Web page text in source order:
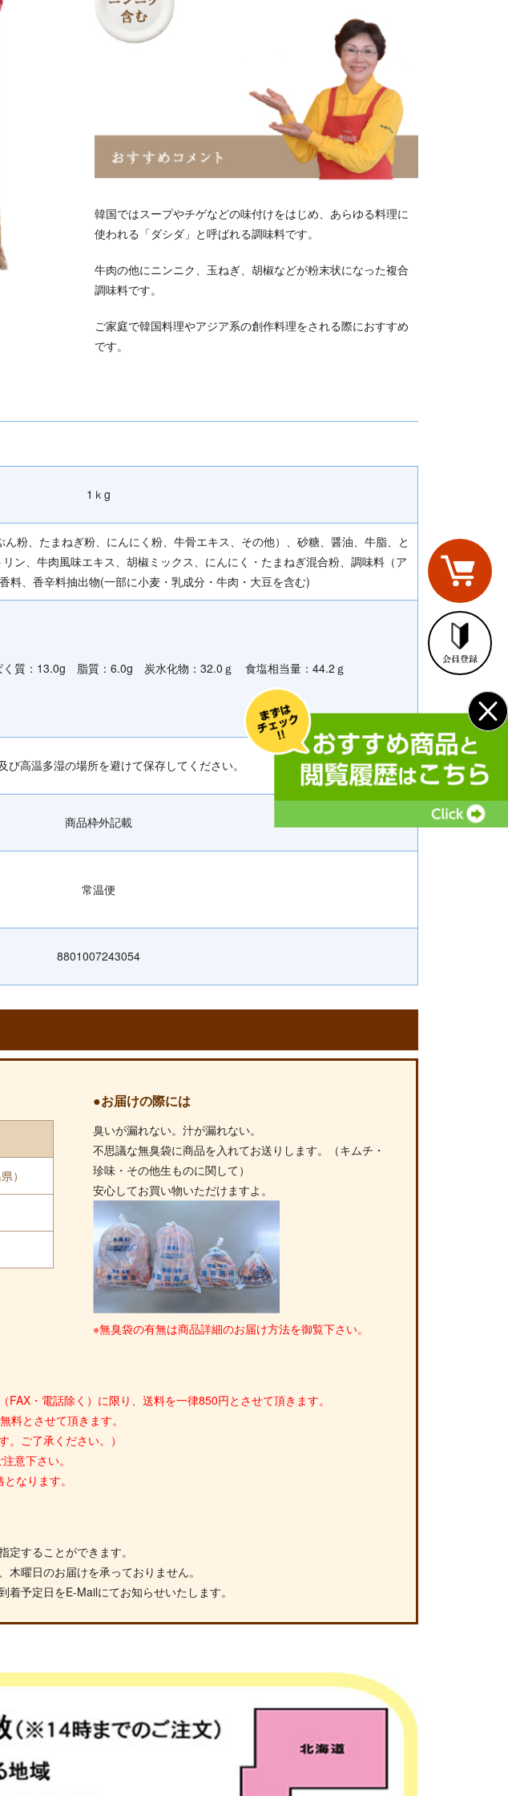
韓国ではスープやチゲなどの味付けをはじめ、あらゆる料理に
使われる「ダシダ」と呼ばれる調味料です。
牛肉の他にニンニク、玉ねぎ、胡椒などが粉末状になった複合
調味料です。
ご家庭で韓国料理やアジア系の創作料理をされる際におすすめ
です。
1ｋg
粉、たまねぎ粉、にんにく粉、牛骨エキス、その他）、砂糖、醤油、牛脂、と
ン、牛肉風味エキス、胡椒ミックス、にんにく・たまねぎ混合粉、調味料（ア
料、香辛料抽出物(一部に小麦・乳成分・牛肉・大豆を含む)
質：13.0g 脂質：6.0g 炭水化物：32.0ｇ 食塩相当量：44.2ｇ
び高温多湿の場所を避けて保存してください。
商品枠外記載
常温便
8801007243054
）
●お届けの際には
臭いが漏れない。汁が漏れない。
不思議な無臭袋に商品を入れてお送りします。（キムチ・
珍味・その他生ものに関して）
安心してお買い物いただけますよ。
※無臭袋の有無は商品詳細のお届け方法を御覧下さい。
・電話除く）に限り、送料を一律850円とさせて頂きます。
料とさせて頂きます。
。ご了承ください。）
意下さい。
なります。
することができます。
曜日のお届けを承っておりません。
予定日をE-Mailにてお知らせいたします。